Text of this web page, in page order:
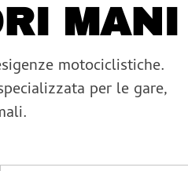
MANI
motociclistiche.
per le gare,